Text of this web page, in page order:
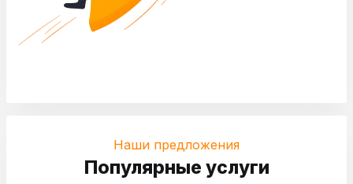
Наши предложения
Популярные услуги